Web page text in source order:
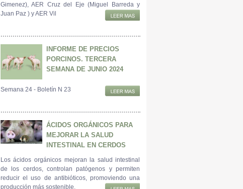
Gimenez), AER Cruz del Eje (Miguel Barreda y
Juan Paz ) y AER Vil
INFORME DE PRECIOS
PORCINOS. TERCERA
SEMANA DE JUNIO 2024
Semana 24 - Boletín N 23
ÁCIDOS ORGÁNICOS PARA
MEJORAR LA SALUD
INTESTINAL EN CERDOS
Los ácidos orgánicos mejoran la salud intestinal
de los cerdos, controlan patógenos y permiten
reducir el uso de antibióticos, promoviendo una
producción más sostenible.